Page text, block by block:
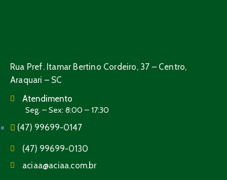
Rua Pref. Itamar Bertino Cordeiro, 37 – Centro,
Araquari – SC
Atendimento
Seg. – Sex: 8:00 – 17:30
(47) 99699-0147
(47) 99699-0130
aciaa@aciaa.com.br